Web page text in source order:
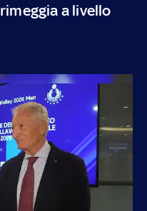
a livello